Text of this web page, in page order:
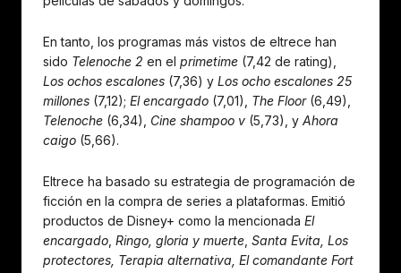
En tanto, los programas más vistos de eltrece han
sido Telenoche 2 en el primetime (7,42 de rating),
Los ochos escalones (7,36) y Los ocho escalones 25
millones (7,12); El encargado (7,01), The Floor(6,49),
Telenoche (6,34), Cine shampoo v (5,73), y Ahora
caigo (5,66).
Eltrece ha basado su estrategia de programación de
ficción en la compra de series a plataformas. Emitió
productos de Disney+ como la mencionada El
encargado Ringo, gloria y muerte Santa Evita, Los
protectores, Terapia alternativa, El comandante Fort